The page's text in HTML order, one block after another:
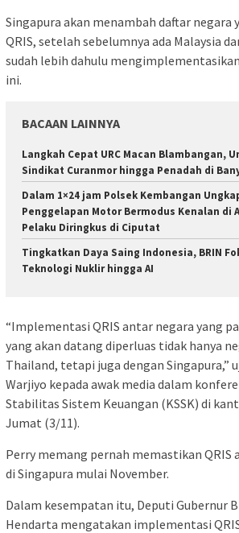
Singapura akan menambah daftar negara
QRIS, setelah sebelumnya ada Malaysia
sudah lebih dahulu
ini.
BACAAN LAINNYA
Langkah Cepat URC Macan Blambangan,
Sindikat Curanmor hingga Penadah di
Dalam 1×24 jam Polsek Kembangan
Penggelapan Motor Bermodus Kenalan di
Pelaku Diringkus di Ciputat
Tingkatkan Daya Saing Indonesia, BRIN
Teknologi Nuklir hingga AI
“Implementasi QRIS antar negara yang
yang akan datang diperluas tidak hanya
Thailand, tetapi juga dengan Singapura,”
Warjiyo kepada awak media dalam
Stabilitas Sistem Keuangan (KSSK) di
Jumat (3/11).
Perry memang pernah memastikan QRIS
di Singapura mulai November.
Dalam kesempatan itu, Deputi Gubernur
Hendarta mengatakan implementasi